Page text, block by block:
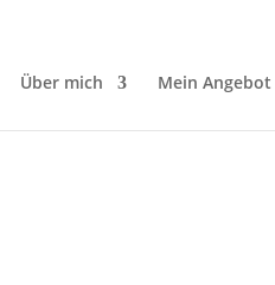
Über mich Mein Angebot